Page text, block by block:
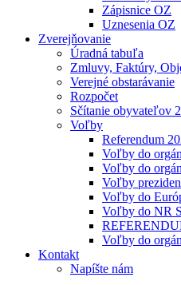
Zápisnice OZ
Uznesenia OZ
Zverejňovanie
Úradná tabuľa
Zmluvy, Faktúry,
Verejné obstarávanie
Rozpočet
Sčítanie obyvateľov
Voľby
Referendum
Voľby do
Voľby do
Voľby
Voľby do
Voľby do NR
Voľby do
Kontakt
Napíšte nám